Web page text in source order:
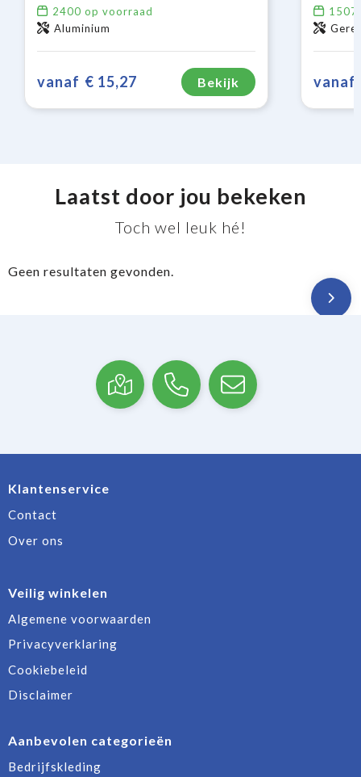
2400 op voorraad
Aluminium
vanaf € 15,27 Bekijk
1507
vanaf
Laatst door jou bekeken
Toch wel leuk hé!
Geen resultaten gevonden.
Klantenservice
Contact
Over ons
Veilig winkelen
Algemene voorwaarden
Privacyverklaring
Cookiebeleid
Disclaimer
Aanbevolen categorieën
Bedrijfskleding